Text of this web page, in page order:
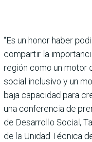
“Es un honor haber
compartir la
región como un motor
social inclusivo y un
baja capacidad para
una conferencia de
de Desarrollo Social,
de la Unidad Técnica